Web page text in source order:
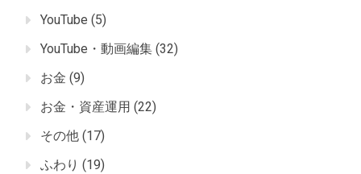
YouTube (5)
YouTube・動画編集 (32)
お金 (9)
お金・資産運用 (22)
その他 (17)
ふわり (19)